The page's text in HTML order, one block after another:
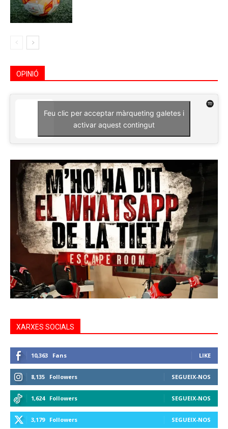
OPINIÓ
Feu clic per acceptar màrqueting galetes i
activar aquest contingut
XARXES SOCIALS
10,363 Fans LIKE
8,135 Followers SEGUEIX-NOS
1,624 Followers SEGUEIX-NOS
3,179 Followers SEGUEIX-NOS